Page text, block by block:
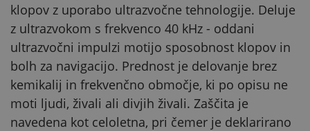
klopov z uporabo ultrazvočne tehnologije. Deluje
z ultrazvokom s frekvenco 40 kHz - oddani
ultrazvočni impulzi motijo sposobnost klopov in
bolh za navigacijo. Prednost je delovanje brez
kemikalij in frekvenčno območje, ki po opisu ne
moti ljudi, živali ali divjih živali. Zaščita je
navedena kot celoletna, pri čemer je deklarirano